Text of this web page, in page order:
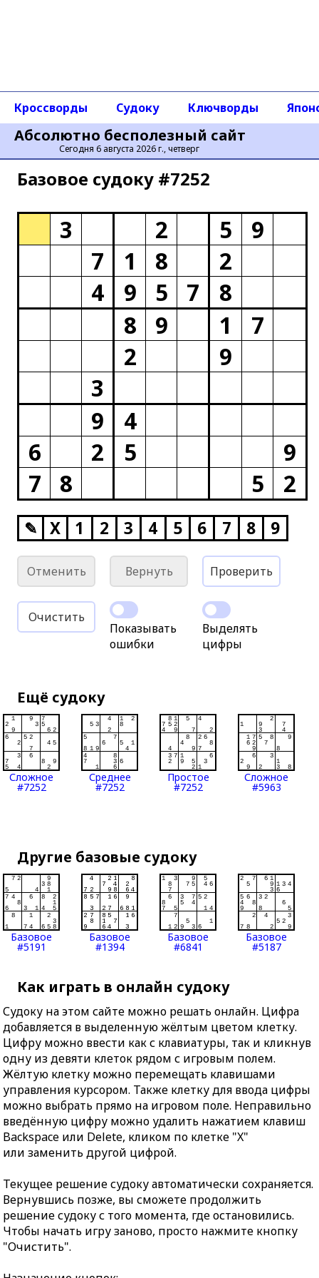
Абсолютно бесполезный сайт
Сегодня 6 августа 2026 г., четверг
Кроссворды Судоку Ключворды
Базовое cудоку #7252
3 2 5
9
7
1 8
2
4
9 5 7
8
8
9 1
7
2
9
3
9
4
6
2 5
9
7
8 5 2
✎ X 1 2 3 4 5 6 7 8 9
Отменить Вернуть Проверить
Очистить
Показывать
ошибки
Выделять
цифры
Ещё судоку
Сложное
#7252
Среднее
#7252
Простое
#7252
Сложное
#5963
Другие базовые судоку
Базовое
#5191
Базовое
#1394
Базовое
#6841
Базовое
#5187
Как играть в онлайн судоку
Судоку на этом сайте можно решать онлайн. Цифра
добавляется в выделенную жёлтым цветом клетку.
Цифру можно ввести как с клавиатуры, так и кликнув
одну из девяти клеток рядом с игровым полем.
Жёлтую клетку можно перемещать клавишами
управления курсором. Также клетку для ввода цифры
можно выбрать прямо на игровом поле. Неправильно
введённую цифру можно удалить нажатием клавиш
Backspace или Delete, кликом по клетке "X"
или заменить другой цифрой.
Текущее решение судоку автоматически сохраняется.
Вернувшись позже, вы сможете продолжить
решение судоку с того момента, где остановились.
Чтобы начать игру заново, просто нажмите кнопку
"Очистить".